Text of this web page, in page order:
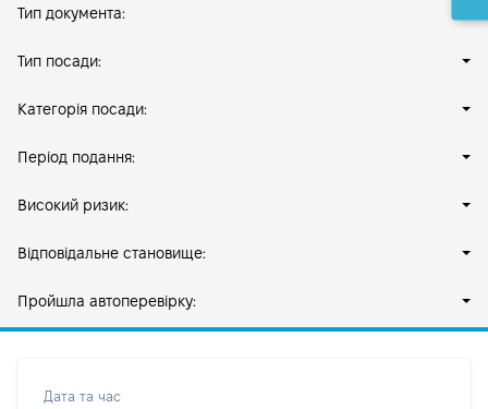
Тип документа:
Тип посади:
Категорія посади:
Період подання:
Високий ризик:
Відповідальне становище:
Пройшла автоперевірку:
Дата та час